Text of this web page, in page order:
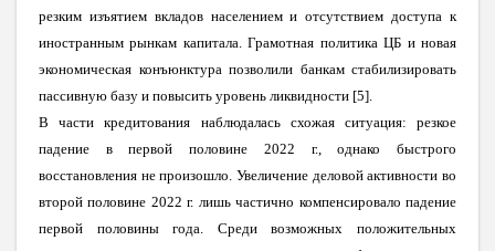
резким изъятием вкладов населением и отсутствием доступа к
иностранным рынкам капитала. Грамотная политика ЦБ и новая
экономическая конъюнктура позволили банкам стабилизировать
пассивную базу и повысить уровень ликвидности [5].
В части кредитования наблюдалась схожая ситуация: резкое
падение в первой половине 2022 г., однако быстрого
восстановления не произошло. Увеличение деловой активности во
второй половине 2022 г. лишь частично компенсировало падение
первой половины года. Среди возможных положительных